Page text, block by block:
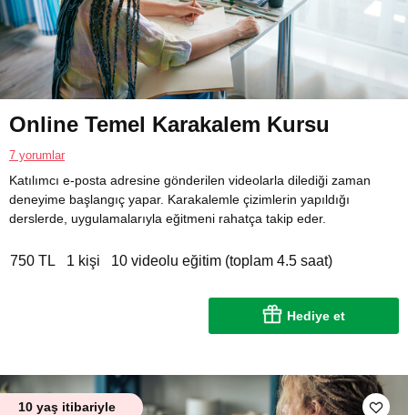
Online Temel Karakalem Kursu
7 yorumlar
Katılımcı e-posta adresine gönderilen videolarla dilediği zaman
deneyime başlangıç yapar. Karakalemle çizimlerin yapıldığı
derslerde, uygulamalarıyla eğitmeni rahatça takip eder.
750 TL 1 kişi 10 videolu eğitim (toplam 4.5 saat)
Hediye et
10 yaş itibariyle